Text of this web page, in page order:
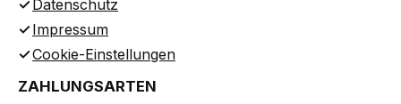
Datenschutz
Impressum
Cookie-Einstellungen
ZAHLUNGSARTEN